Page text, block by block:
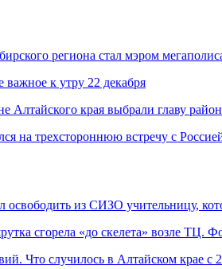
региона стал мэром
к утру 22 декабря
Алтайского края выбрали главу
на трехстороннюю встречу с
освободить из СИЗО учительницу,
сгорела «до скелета» возле ТЦ.
Что случилось в Алтайском крае с